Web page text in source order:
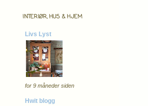
INTERIØR, HUS & HJEM
Livs Lyst
for 9 måneder siden
Hwit blogg